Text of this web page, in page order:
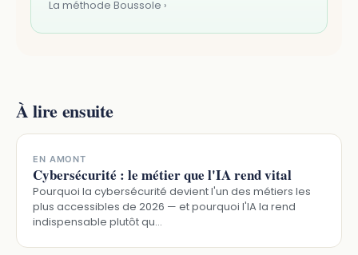
La méthode Boussole ›
À lire ensuite
EN AMONT
Cybersécurité : le métier que l'IA rend vital
Pourquoi la cybersécurité devient l'un des métiers les
plus accessibles de 2026 — et pourquoi l'IA la rend
indispensable plutôt qu…